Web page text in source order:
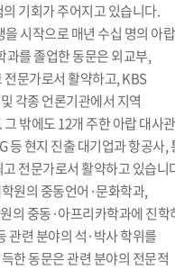
기회가 주어지고 있습니다.
시작으로 매년 수십 명의 아
과를 졸업한 동문은 외교부,
문가로서 활약하고, KBS
각종 언론기관에서 지역
밖에도 12개 주한 아랍 대사
등 현지 진출 대기업과 항공사,
전문가로서 활약하고 있습니
원의 중동언어·문화학과,
의 중동·아프리카학과에 진학
관련 분야의 석·박사 학위를
한 동문은 관련 분야의 전문적